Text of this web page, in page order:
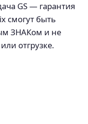
GS — гарантия
смогут быть
ЗНАКом и не
отгрузке.